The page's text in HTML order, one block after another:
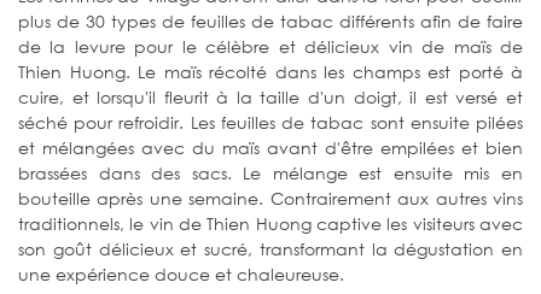
plus de 30 types de feuilles de tabac différents afin de faire
de la levure pour le célèbre et délicieux vin de maïs de
Thien Huong. Le maïs récolté dans les champs est porté à
cuire, et lorsqu'il fleurit à la taille d'un doigt, il est versé et
séché pour refroidir. Les feuilles de tabac sont ensuite pilées
et mélangées avec du maïs avant d'être empilées et bien
brassées dans des sacs. Le mélange est ensuite mis en
bouteille après une semaine. Contrairement aux autres vins
traditionnels, le vin de Thien Huong captive les visiteurs avec
son goût délicieux et sucré, transformant la dégustation en
une expérience douce et chaleureuse.